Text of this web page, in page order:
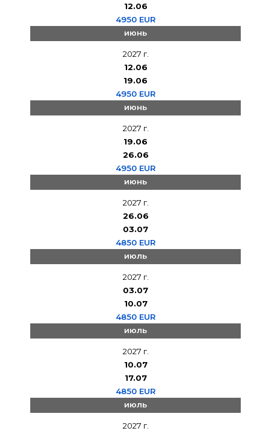
12.06
4950 EUR
июнь
2027 г.
12.06
19.06
4950 EUR
июнь
2027 г.
19.06
26.06
4950 EUR
июнь
2027 г.
26.06
03.07
4850 EUR
июль
2027 г.
03.07
10.07
4850 EUR
июль
2027 г.
10.07
17.07
4850 EUR
июль
2027 г.